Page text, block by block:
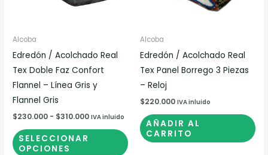
Alcoba
Edredón / Acolchado Real
Tex Doble Faz Confort
Flannel – Línea Gris y
Flannel Gris
$230.000 - $310.000 IVA inluido
SELECCIONAR
OPCIONES
pueden
elegir
página
producto
Alcoba
Edredón / Acolchado Real
Tex Panel Borrego 3 Piezas
– Reloj
$220.000 IVA inluido
AÑADIR AL
CARRITO